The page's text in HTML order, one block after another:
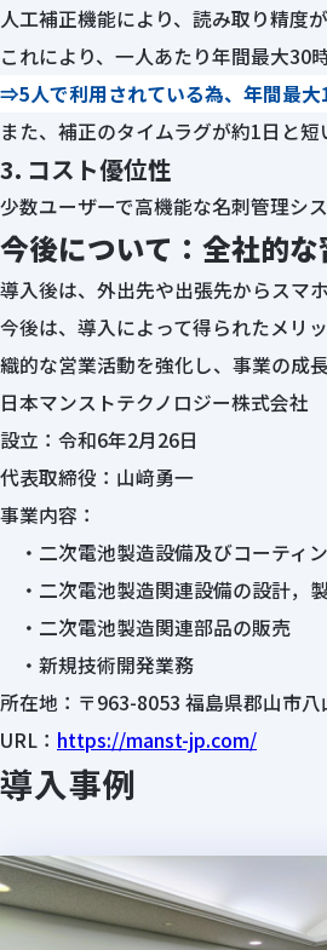
人工補正機能により、読み取り精度
これにより、一人あたり年間最大30
⇒5人で利用されている為、年間最大
また、補正のタイムラグが約1日と
3. コスト優位性
少数ユーザーで高機能な名刺管理シ
今後について：全社的
導入後は、外出先や出張先からスマ
今後は、導入によって得られたメリ
織的な営業活動を強化し、事業の成
日本マンストテクノロジー株式会社
設立：令和6年2月26日
代表取締役：山﨑勇一
事業内容：
・二次電池製造設備及びコーティ
・二次電池製造関連設備の設計，
・二次電池製造関連部品の販売
・新規技術開発業務
所在地：〒963-8053 福島県郡山市
URL： https://manst-jp.com/
導入事例